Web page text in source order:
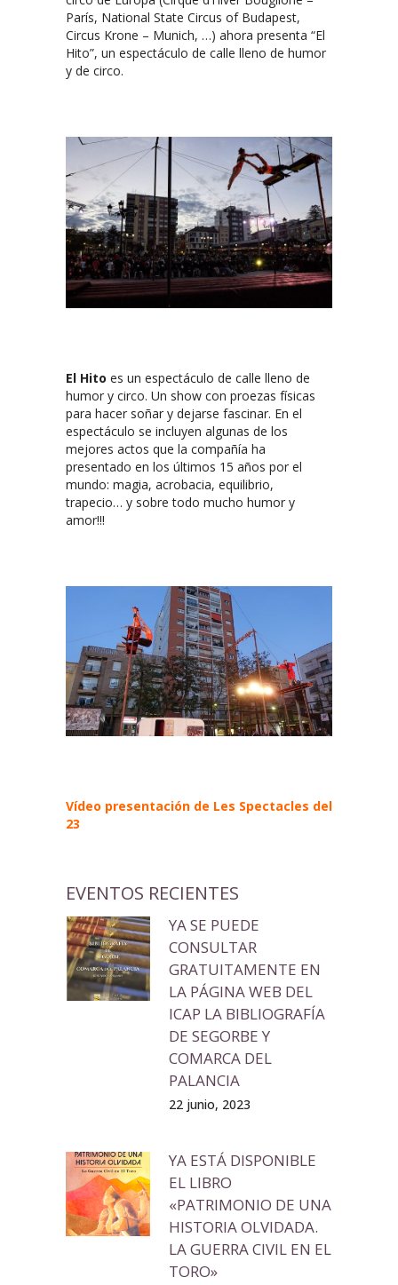
París, National State Circus of Budapest,
Circus Krone – Munich, …) ahora presenta “El
Hito”, un espectáculo de calle lleno de humor
y de circo.
El Hito es un espectáculo de calle lleno de
humor y circo. Un show con proezas físicas
para hacer soñar y dejarse fascinar. En el
espectáculo se incluyen algunas de los
mejores actos que la compañía ha
presentado en los últimos 15 años por el
mundo: magia, acrobacia, equilibrio,
trapecio… y sobre todo mucho humor y
amor!!!
Vídeo presentación de Les Spectacles del
23
EVENTOS RECIENTES
YA SE PUEDE
CONSULTAR
GRATUITAMENTE EN
LA PÁGINA WEB DEL
ICAP LA BIBLIOGRAFÍA
DE SEGORBE Y
COMARCA DEL
PALANCIA
22 junio, 2023
YA ESTÁ DISPONIBLE
EL LIBRO
«PATRIMONIO DE UNA
HISTORIA OLVIDADA.
LA GUERRA CIVIL EN EL
TORO»